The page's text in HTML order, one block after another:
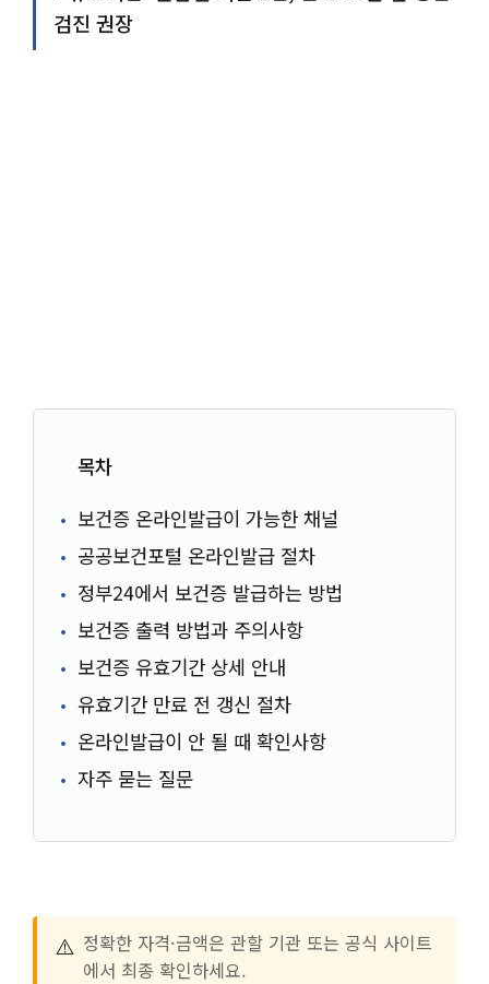
검진 권장
목차
보건증 온라인발급이 가능한 채널
공공보건포털 온라인발급 절차
정부24에서 보건증 발급하는 방법
보건증 출력 방법과 주의사항
보건증 유효기간 상세 안내
유효기간 만료 전 갱신 절차
온라인발급이 안 될 때 확인사항
자주 묻는 질문
⚠️ 정확한 자격·금액은 관할 기관 또는 공식 사이트
에서 최종 확인하세요.